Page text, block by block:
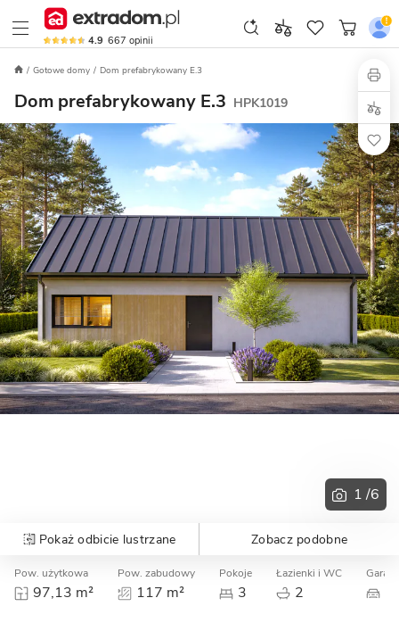
4.9 667 opinii
Gotowe domy Dom prefabrykowany E.3
Dom prefabrykowany E.3 HPK1019
1 /6
Pokaż odbicie lustrzane Zobacz podobne
Pow. użytkowa
97,13 m²
Pow. zabudowy
117 m²
Pokoje
3
Łazienki i WC
2
Garaż